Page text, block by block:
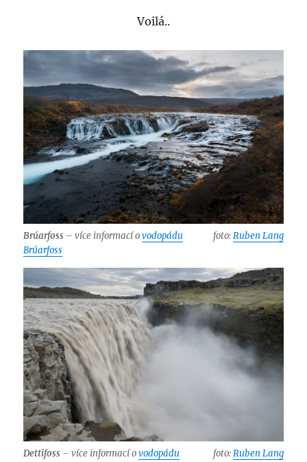
Voilá..
Brúarfoss – více informací ovodopádu
Brúarfoss
foto:Ruben Lang
Dettifoss – více informací ovodopádu
foto:Ruben Lang